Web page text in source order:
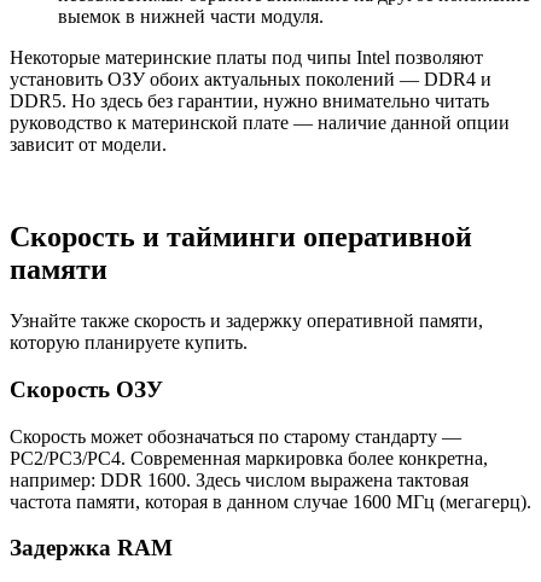
выемок в нижней части модуля.
Некоторые материнские платы под чипы Intel позволяют
установить ОЗУ обоих актуальных поколений — DDR4 и
DDR5. Но здесь без гарантии, нужно внимательно читать
руководство к материнской плате — наличие данной опции
зависит от модели.
Скорость и тайминги оперативной
памяти
Узнайте также скорость и задержку оперативной памяти,
которую планируете купить.
Скорость ОЗУ
Скорость может обозначаться по старому стандарту —
PC2/PC3/PC4. Современная маркировка более конкретна,
например: DDR 1600. Здесь числом выражена тактовая
частота памяти, которая в данном случае 1600 МГц (мегагерц).
Задержка RAM